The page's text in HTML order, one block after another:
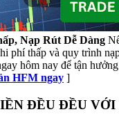
Nạp Rút Dễ Dàng
phí thấp và quy trình
hôm nay để tận
HFM ngay ]
ĐỀU ĐỀU